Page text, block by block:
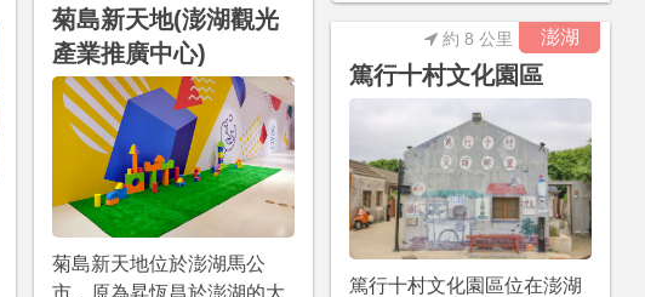
菊島新天地(澎湖觀光
產業推廣中心)
菊島新天地位於澎湖馬公
澎湖
篤行十村文化園區
約 8 公里
篤行十村文化園區位在澎湖